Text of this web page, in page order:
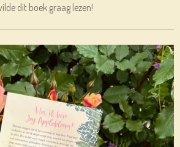
dit boek graag lezen!